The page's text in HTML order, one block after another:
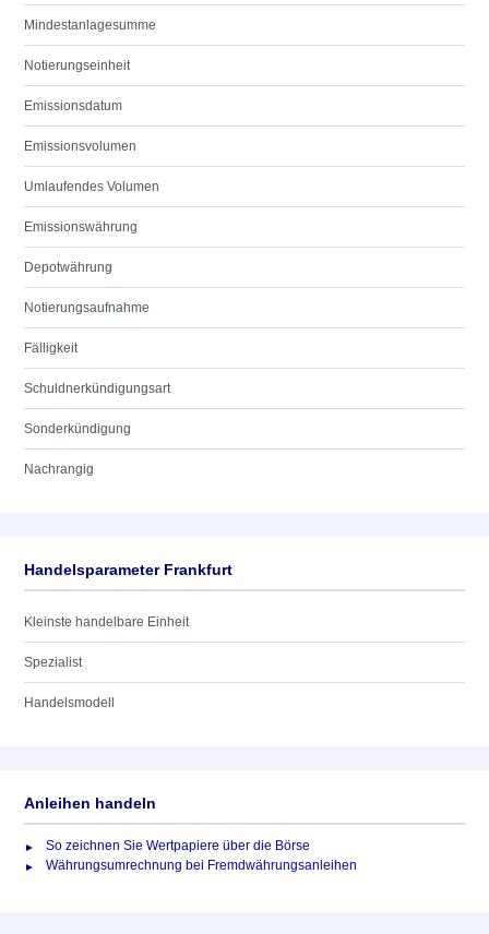
Mindestanlagesumme
Notierungseinheit
Emissionsdatum
Emissionsvolumen
Umlaufendes Volumen
Emissionswährung
Depotwährung
Notierungsaufnahme
Fälligkeit
Schuldnerkündigungsart
Sonderkündigung
Nachrangig
Handelsparameter Frankfurt
Kleinste handelbare Einheit
Spezialist
Handelsmodell
Anleihen handeln
So zeichnen Sie Wertpapiere über die Börse
Währungsumrechnung bei Fremdwährungsanleihen